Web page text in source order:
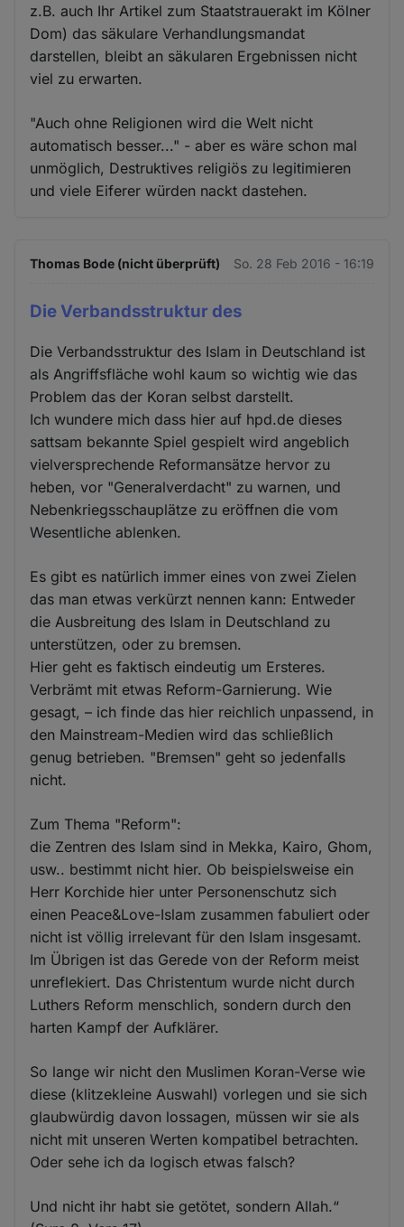
z.B. auch Ihr Artikel zum Staatstrauerakt im Kölner
Dom) das säkulare Verhandlungsmandat
darstellen, bleibt an säkularen Ergebnissen nicht
viel zu erwarten.
"Auch ohne Religionen wird die Welt nicht
automatisch besser..." - aber es wäre schon mal
unmöglich, Destruktives religiös zu legitimieren
und viele Eiferer würden nackt dastehen.
Thomas Bode (nicht überprüft) So. 28 Feb 2016 - 16:19
Die Verbandsstruktur des
Die Verbandsstruktur des Islam in Deutschland ist
als Angriffsfläche wohl kaum so wichtig wie das
Problem das der Koran selbst darstellt.
Ich wundere mich dass hier auf hpd.de dieses
sattsam bekannte Spiel gespielt wird angeblich
vielversprechende Reformansätze hervor zu
heben, vor "Generalverdacht" zu warnen, und
Nebenkriegsschauplätze zu eröffnen die vom
Wesentliche ablenken.
Es gibt es natürlich immer eines von zwei Zielen
das man etwas verkürzt nennen kann: Entweder
die Ausbreitung des Islam in Deutschland zu
unterstützen, oder zu bremsen.
Hier geht es faktisch eindeutig um Ersteres.
Verbrämt mit etwas Reform-Garnierung. Wie
gesagt, – ich finde das hier reichlich unpassend, in
den Mainstream-Medien wird das schließlich
genug betrieben. "Bremsen" geht so jedenfalls
nicht.
Zum Thema "Reform":
die Zentren des Islam sind in Mekka, Kairo, Ghom,
usw.. bestimmt nicht hier. Ob beispielsweise ein
Herr Korchide hier unter Personenschutz sich
einen Peace&Love-Islam zusammen fabuliert oder
nicht ist völlig irrelevant für den Islam insgesamt.
Im Übrigen ist das Gerede von der Reform meist
unreflekiert. Das Christentum wurde nicht durch
Luthers Reform menschlich, sondern durch den
harten Kampf der Aufklärer.
So lange wir nicht den Muslimen Koran-Verse wie
diese (klitzekleine Auswahl) vorlegen und sie sich
glaubwürdig davon lossagen, müssen wir sie als
nicht mit unseren Werten kompatibel betrachten.
Oder sehe ich da logisch etwas falsch?
Und nicht ihr habt sie getötet, sondern Allah.“